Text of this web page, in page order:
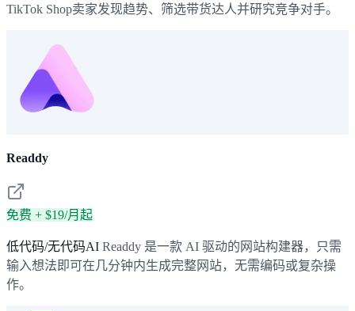
TikTok Shop卖家发现趋势、筛选带货达人并研究竞争对手。
Readdy
免费 + $19/月起
低代码/无代码AI Readdy 是一款 AI 驱动的网站构建器，只需
输入想法即可在几分钟内生成完整网站，无需编码或复杂操
作。